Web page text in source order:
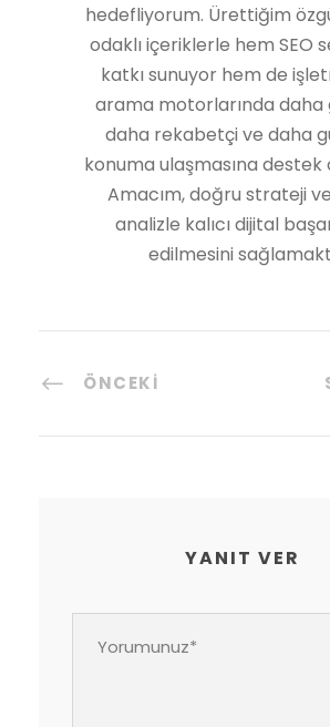
hedefliyorum. Ürettiğim
odaklı içeriklerle hem SEO
katkı sunuyor hem de
arama motorlarında daha
daha rekabetçi ve daha
konuma ulaşmasına destek
Amacım, doğru strateji
analizle kalıcı dijital
edilmesini
ÖNCEKI
YANIT VER